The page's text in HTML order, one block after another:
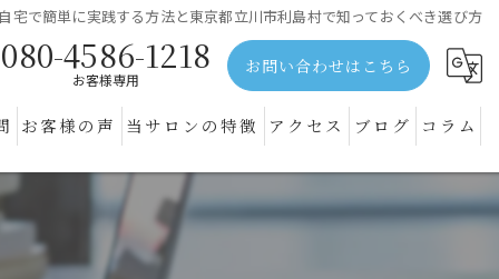
宅で簡単に実践する方法と東京都立川市利島村で知っておくべき選び方
080-4586-1218
お客様専用
お問い合わせはこちら
お客様の声 当サロンの特徴
体験
黄ばみ
アクセス ブログ コラム